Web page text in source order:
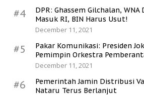
#4
DPR: Ghassem Gilchalan,
Masuk RI, BIN Harus Usut!
December 11, 2021
#5
Pakar Komunikasi: Presiden
Pemimpin Orkestra
December 11, 2021
#6
Pemerintah Jamin Distribusi
Nataru Terus Berlanjut